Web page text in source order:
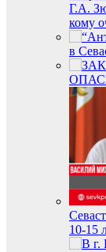
Г.А.
кому
в
10-15